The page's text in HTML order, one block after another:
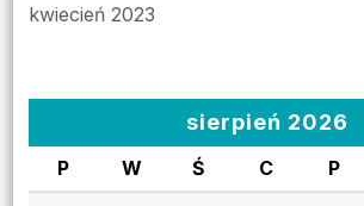
kwiecień 2023
sierpień 2026
P W Ś C P